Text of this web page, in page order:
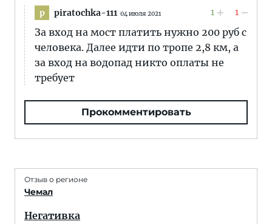
p piratochka-111 04 июля 2021 1 1
За вход на мост платить нужно 200 руб с
человека. Далее идти по тропе 2,8 км, а
за вход на водопад никто оплаты не
требует
Прокомментировать
Отзыв о регионе
Чемал
Негативка